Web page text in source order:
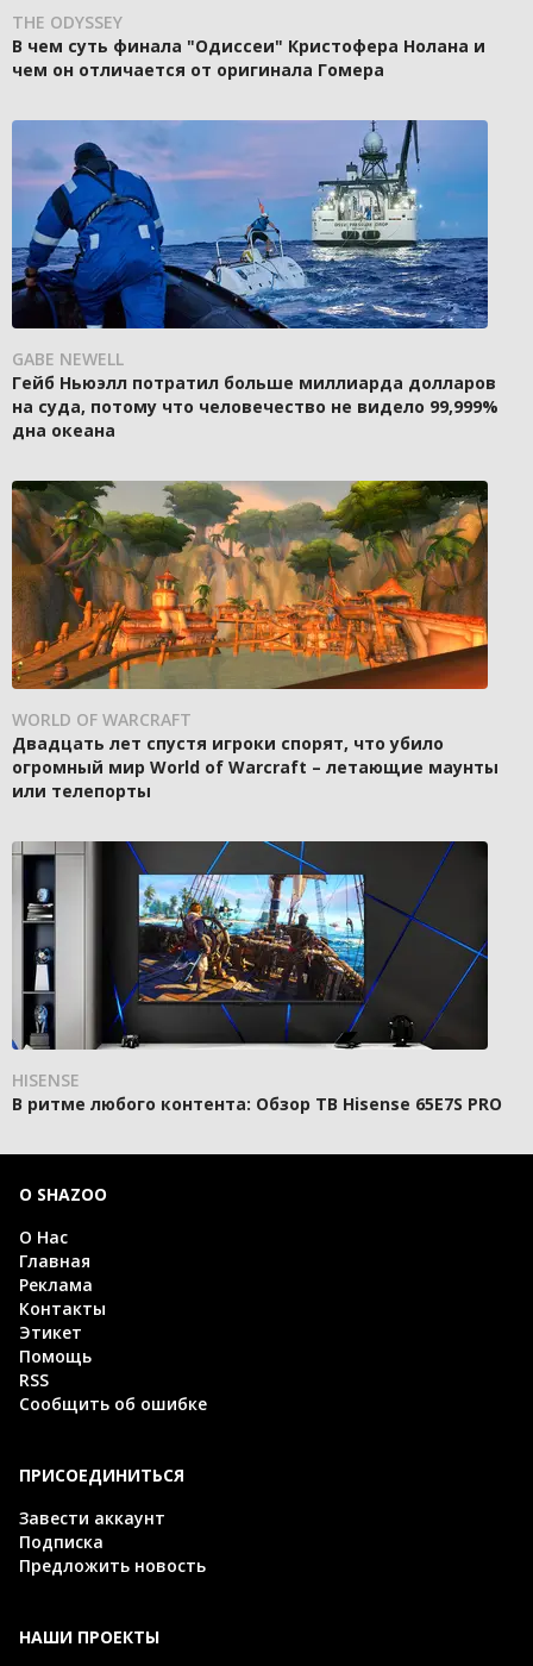
THE ODYSSEY
В чем суть финала "Одиссеи" Кристофера Нолана и
чем он отличается от оригинала Гомера
GABE NEWELL
Гейб Ньюэлл потратил больше миллиарда долларов
на суда, потому что человечество не видело 99,999%
дна океана
WORLD OF WARCRAFT
Двадцать лет спустя игроки спорят, что убило
огромный мир World of Warcraft – летающие маунты
или телепорты
HISENSE
В ритме любого контента: Обзор ТВ Hisense 65E7S PRO
О SHAZOO
О Нас
Главная
Реклама
Контакты
Этикет
Помощь
RSS
Сообщить об ошибке
ПРИСОЕДИНИТЬСЯ
Завести аккаунт
Подписка
Предложить новость
НАШИ ПРОЕКТЫ